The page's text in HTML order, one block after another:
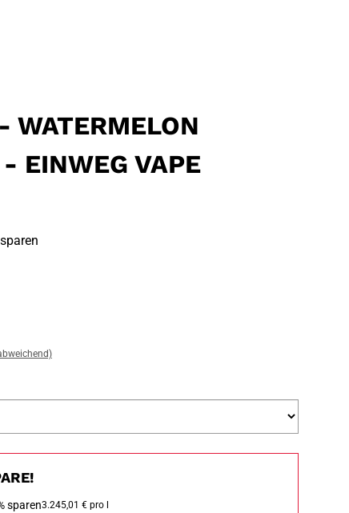
WATERMELON
EINWEG VAPE
sparen3.245,01 € pro l